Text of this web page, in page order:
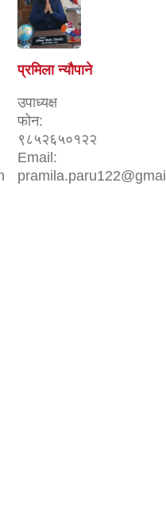
प्रमिला न्यौपाने
उपाध्यक्ष
फोन:
९८५२६५०१२२
Email: